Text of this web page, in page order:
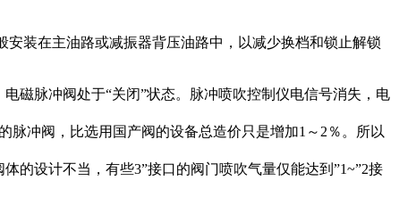
装在主油路或减振器背压油路中，以减少换档和锁止解锁
脉冲阀处于“关闭”状态。脉冲喷吹控制仪电信号消失，电
冲阀，比选用国产阀的设备总造价只是增加1～2％。所以
设计不当，有些3”接口的阀门喷吹气量仅能达到”1~”2接